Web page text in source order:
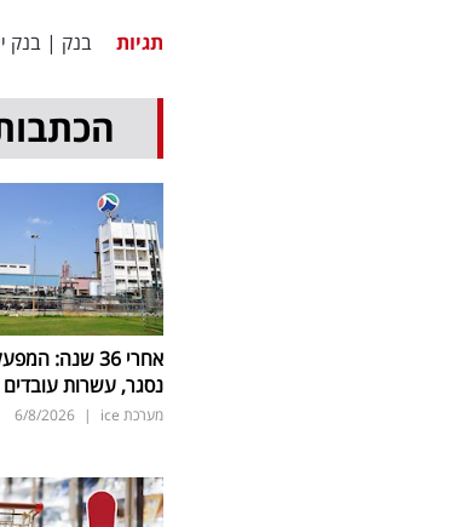
תגיות בנק | בנק
אחרי 36 שנה:
נסגר, עשרות עובדים
מערכת ice |
6/8/2026